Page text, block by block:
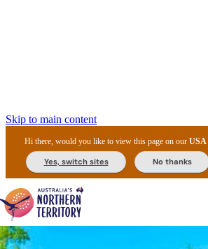
Skip to main content
Hi there, would you like to view this page on ourUSA
Yes, switch sites No thanks
ル
ジ
ジ